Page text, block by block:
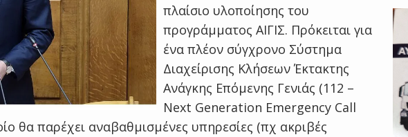
πλαίσιο υλοποίησης του
προγράμματος ΑΙΓΙΣ. Πρόκειται για
ένα πλέον σύγχρονο Σύστημα
Διαχείρισης Κλήσεων Έκτακτης
Ανάγκης Επόμενης Γενιάς (112 –
Next Generation Emergency Call
θα παρέχει αναβαθμισμένες υπηρεσίες (πχ ακριβές